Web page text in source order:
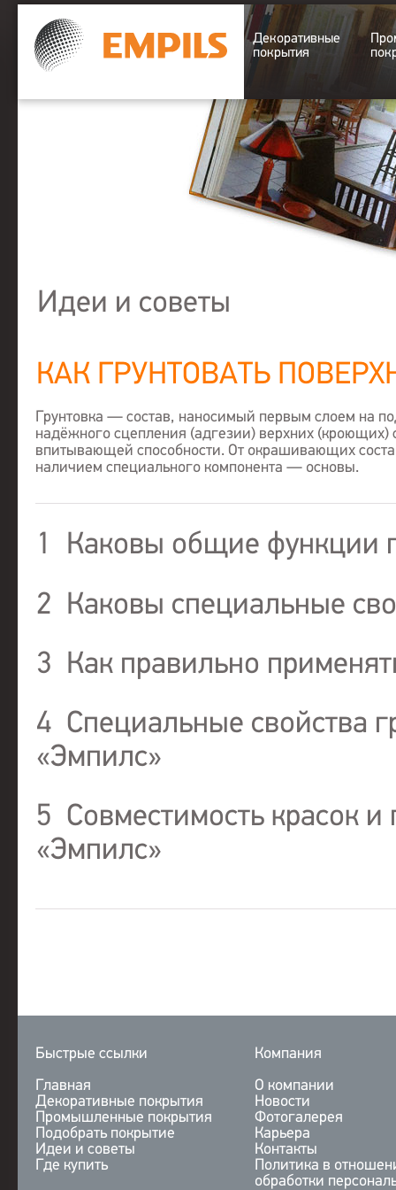
Декоративные
покрытия
Идеи и советы
КАК ГРУНТОВАТЬ
Грунтовка — состав, наносимый первым слоем на
надёжного сцепления (адгезии) верхних
впитывающей способности. От окрашивающих
наличием специального компонента — основы.
1
Каковы общие функции
2 Каковы специальные
3 Как правильно
4 Специальные свойства
«Эмпилс»
5 Совместимость красок
«Эмпилс»
Быстрые ссылки
Главная
Декоративные покрытия
Промышленные покрытия
Подобрать покрытие
Идеи и советы
Где купить
Компания
О компании
Новости
Фотогалерея
Карьера
Контакты
Политика в
обработки